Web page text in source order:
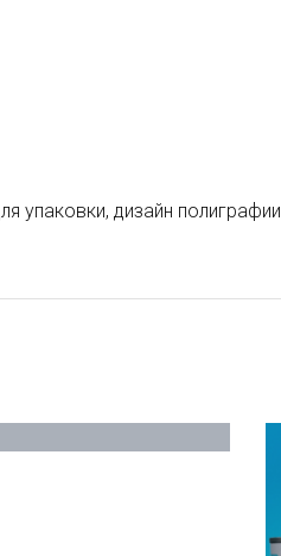
упаковки, дизайн полиграфии